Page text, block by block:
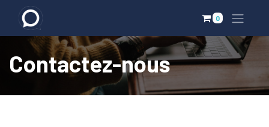
0
Contactez-nous